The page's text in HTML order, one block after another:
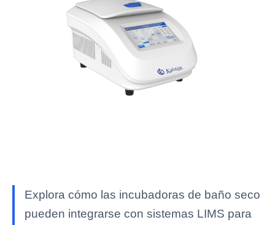
Explora cómo las incubadoras de baño seco
pueden integrarse con sistemas LIMS para